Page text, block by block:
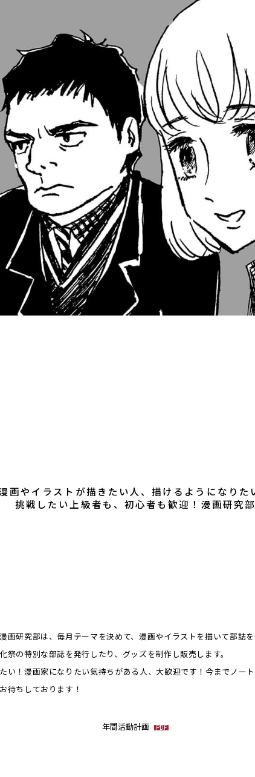
部活動TOPへ戻る
卓球部 男子ソフトボール部 女子ソフト
女子バスケットボール部 男子バトミントン
子ソフトテニス部 陸上競技部 硬式野球部
画やイラストが描きたい人、描けるようになりた
挑戦したい上級者も、初心者も歓迎！漫画研究部
画研究部は、毎月テーマを決めて、漫画やイラストを描いて部誌を
祭の特別な部誌を発行したり、グッズを制作し販売します。
い！漫画家になりたい気持ちがある人、大歓迎です！今までノー
待ちしております！
年間活動計画 PDF